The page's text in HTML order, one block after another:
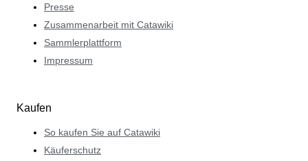
Presse
Zusammenarbeit mit Catawiki
Sammlerplattform
Impressum
Kaufen
So kaufen Sie auf Catawiki
Käuferschutz